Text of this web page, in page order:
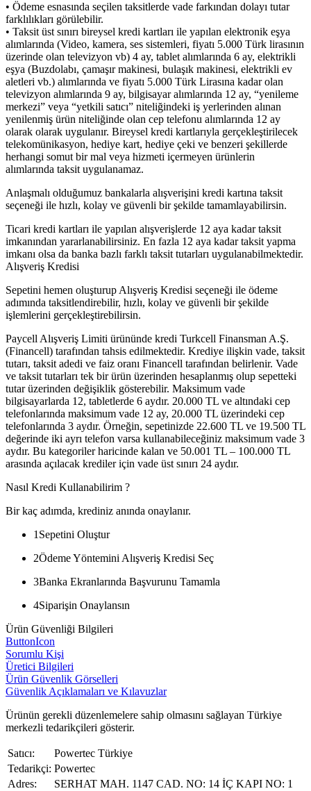
• Ödeme esnasında seçilen taksitlerde vade farkından dolayı tutar
farklılıkları görülebilir.
• Taksit üst sınırı bireysel kredi kartları ile yapılan elektronik eşya
alımlarında (Video, kamera, ses sistemleri, fiyatı 5.000 Türk lirasının
üzerinde olan televizyon vb) 4 ay, tablet alımlarında 6 ay, elektrikli
eşya (Buzdolabı, çamaşır makinesi, bulaşık makinesi, elektrikli ev
aletleri vb.) alımlarında ve fiyatı 5.000 Türk Lirasına kadar olan
televizyon alımlarında 9 ay, bilgisayar alımlarında 12 ay, “yenileme
merkezi” veya “yetkili satıcı” niteliğindeki iş yerlerinden alınan
yenilenmiş ürün niteliğinde olan cep telefonu alımlarında 12 ay
olarak olarak uygulanır. Bireysel kredi kartlarıyla gerçekleştirilecek
telekomünikasyon, hediye kart, hediye çeki ve benzeri şekillerde
herhangi somut bir mal veya hizmeti içermeyen ürünlerin
alımlarında taksit uygulanamaz.
Anlaşmalı olduğumuz bankalarla alışverişini kredi kartına taksit
seçeneği ile hızlı, kolay ve güvenli bir şekilde tamamlayabilirsin.
Ticari kredi kartları ile yapılan alışverişlerde 12 aya kadar taksit
imkanından yararlanabilirsiniz. En fazla 12 aya kadar taksit yapma
imkanı olsa da banka bazlı farklı taksit tutarları uygulanabilmektedir.
Alışveriş Kredisi
Sepetini hemen oluşturup Alışveriş Kredisi seçeneği ile ödeme
adımında taksitlendirebilir, hızlı, kolay ve güvenli bir şekilde
işlemlerini gerçekleştirebilirsin.
Paycell Alışveriş Limiti ürününde kredi Turkcell Finansman A.Ş.
(Financell) tarafından tahsis edilmektedir. Krediye ilişkin vade, taksit
tutarı, taksit adedi ve faiz oranı Financell tarafından belirlenir. Vade
ve taksit tutarları tek bir ürün üzerinden hesaplanmış olup sepetteki
tutar üzerinden değişiklik gösterebilir. Maksimum vade
bilgisayarlarda 12, tabletlerde 6 aydır. 20.000 TL ve altındaki cep
telefonlarında maksimum vade 12 ay, 20.000 TL üzerindeki cep
telefonlarında 3 aydır. Örneğin, sepetinizde 22.600 TL ve 19.500 TL
değerinde iki ayrı telefon varsa kullanabileceğiniz maksimum vade 3
aydır. Bu kategoriler haricinde kalan ve 50.001 TL – 100.000 TL
arasında açılacak krediler için vade üst sınırı 24 aydır.
Nasıl Kredi Kullanabilirim ?
Bir kaç adımda, krediniz anında onaylanır.
1 Sepetini Oluştur
2Ödeme Yöntemini Alışveriş Kredisi Seç
3Banka Ekranlarında Başvurunu Tamamla
4Siparişin Onaylansın
Ürün Güvenliği Bilgileri
ButtonIcon
Sorumlu Kişi
Üretici Bilgileri
Ürün Güvenlik Görselleri
Güvenlik Açıklamaları ve Kılavuzlar
Ürünün gerekli düzenlemelere sahip olmasını sağlayan Türkiye
merkezli tedarikçileri gösterir.
Satıcı:
Powertec Türkiye
Tedarikçi: Powertec
Adres:
SERHAT MAH. 1147 CAD. NO: 14 İÇ KAPI NO: 1